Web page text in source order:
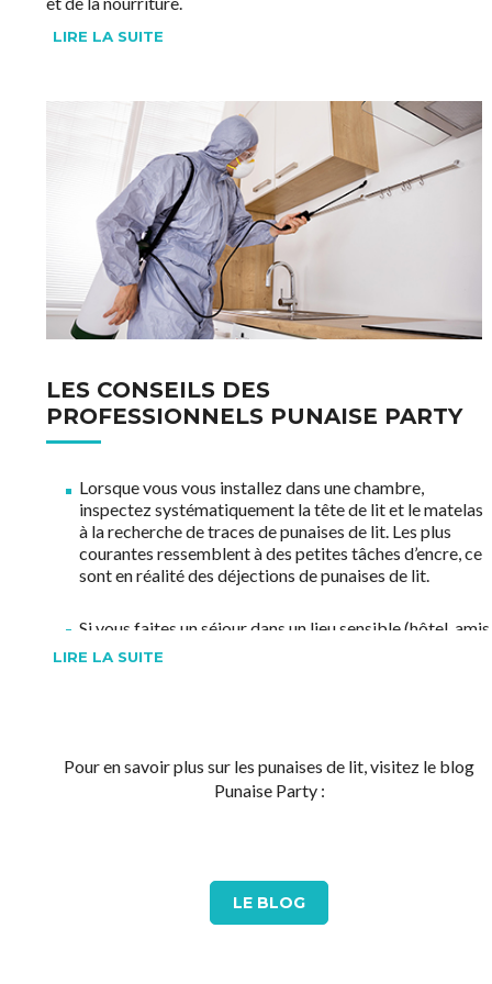
Une femelle peut pondre de 200 à 500 œufs selon sa source
Ayant absorbé du sang, la femelle fécondée pond une
dizaine d'œufs qu'elle va "coller" le plus près de sa source
alimentaire. Si elle peut absorber régulièrement du sang,
soit environ tous les 3 ou 4 jours, elle pourra continuer sa
ponte durant près de 6 mois.
Les œufs sont blanchâtres en forme de poire et de la taille
d'une tête d'aiguille.
On peut trouver des grappes de 10 à 30 œufs dans les
coutures de matelas ou d’oreillers, dans les lattes de
sommier, les plis et les poches. Les œufs éclosent environ au
LIRE LA SUITE
LES CONSEILS DES
PROFESSIONNELS PUNAISE PARTY
Lorsque vous vous installez dans une chambre,
inspectez systématiquement la tête de lit et le matelas
à la recherche de traces de punaises de lit. Les plus
courantes ressemblent à des petites tâches d’encre, ce
sont en réalité des déjections de punaises de lit.
Si vous faites un séjour dans un lieu sensible (hôtel, amis,
chambre d’hôtes …), inspectez vos vêtements et
Perdez ce mauvais réflexe très courant d’utiliser votre
lit comme porte-manteau durant un dîner ou une soirée.
multiplieront le plus vite.
Si vous avez des enfants en crèche, inspectez-les
LIRE LA SUITE
Pour en savoir plus sur les punaises de lit, visitez le blog
Punaise Party :
LE BLOG